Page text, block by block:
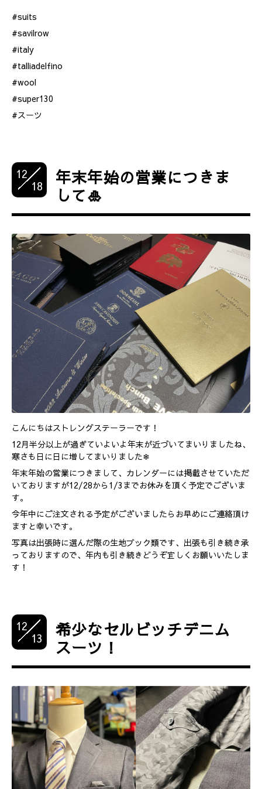
#suits
#savilrow
#italy
#talliadelfino
#wool
#super130
#スーツ
12
18
年末年始の営業につきま
して🎍
こんにちはストレングステーラーです！
12月半分以上が過ぎていよいよ年末が近づいてまいりましたね、
寒さも日に日に増してまいりました❄︎
年末年始の営業につきまして、カレンダーには掲載させていただ
いておりますが12/28から1/3までお休みを頂く予定でございま
す。
今年中にご注文される予定がございましたらお早めにご連絡頂け
ますと幸いです。
写真は出張時に選んだ際の生地ブック類です、出張も引き続き承
っておりますので、年内も引き続きどうぞ宜しくお願いいたしま
す！
12
13
希少なセルビッチデニム
スーツ！